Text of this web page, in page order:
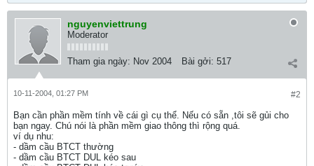
nguyenviettrung
Moderator
Tham gia ngày: Nov 2004 Bài gởi: 517
#2
10-11-2004, 01:27 PM
Bạn cần phần mềm tính về cái gì cụ thể. Nếu có sẵn ,tôi sẽ gủi cho
bạn ngay. Chú nói là phần mềm giao thông thì rộng quá.
ví dụ nhu:
- dầm cầu BTCT thường
- dầm cầu BTCT DUL kéo sau